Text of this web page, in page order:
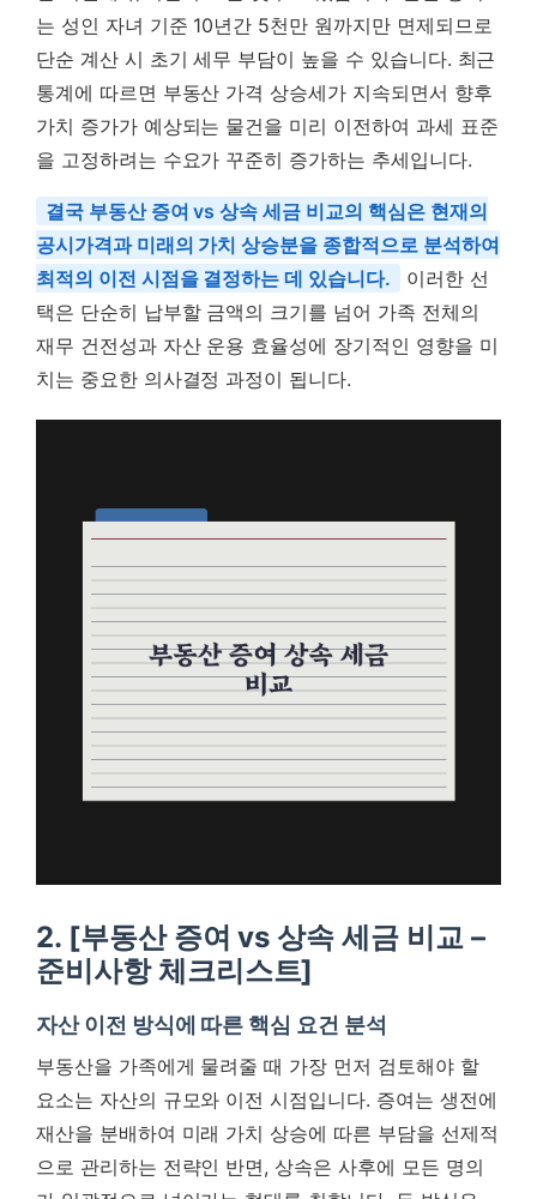
는 성인 자녀 기준 10년간 5천만 원까지만 면제되므로
단순 계산 시 초기 세무 부담이 높을 수 있습니다. 최근
통계에 따르면 부동산 가격 상승세가 지속되면서 향후
가치 증가가 예상되는 물건을 미리 이전하여 과세 표준
을 고정하려는 수요가 꾸준히 증가하는 추세입니다.
결국 부동산 증여 vs 상속 세금 비교의 핵심은 현재의
공시가격과 미래의 가치 상승분을 종합적으로 분석하여
최적의 이전 시점을 결정하는 데 있습니다.
이러한 선
택은 단순히 납부할 금액의 크기를 넘어 가족 전체의
재무 건전성과 자산 운용 효율성에 장기적인 영향을 미
치는 중요한 의사결정 과정이 됩니다.
2. [부동산 증여 vs 상속 세금 비교 –
준비사항 체크리스트]
자산 이전 방식에 따른 핵심 요건 분석
부동산을 가족에게 물려줄 때 가장 먼저 검토해야 할
요소는 자산의 규모와 이전 시점입니다. 증여는 생전에
재산을 분배하여 미래 가치 상승에 따른 부담을 선제적
으로 관리하는 전략인 반면, 상속은 사후에 모든 명의